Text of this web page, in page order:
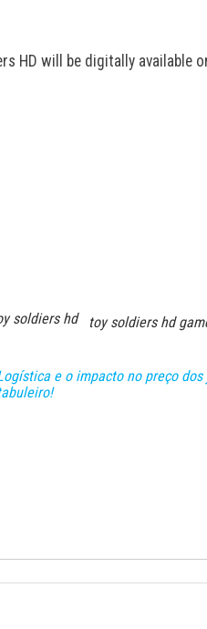
HD will be digitally available
soldiers hd toy soldiers hd
e o impacto no preço dos